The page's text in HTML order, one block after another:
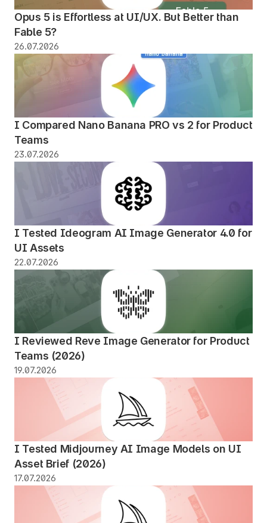
Opus 5 is Effortless at UI/UX. But Better than
Fable 5?
26.07.2026
I Compared Nano Banana PRO vs 2 for Product
Teams
23.07.2026
I Tested Ideogram AI Image Generator 4.0 for
UI Assets
22.07.2026
I Reviewed Reve Image Generator for Product
Teams (2026)
19.07.2026
I Tested Midjourney AI Image Models on UI
Asset Brief (2026)
17.07.2026